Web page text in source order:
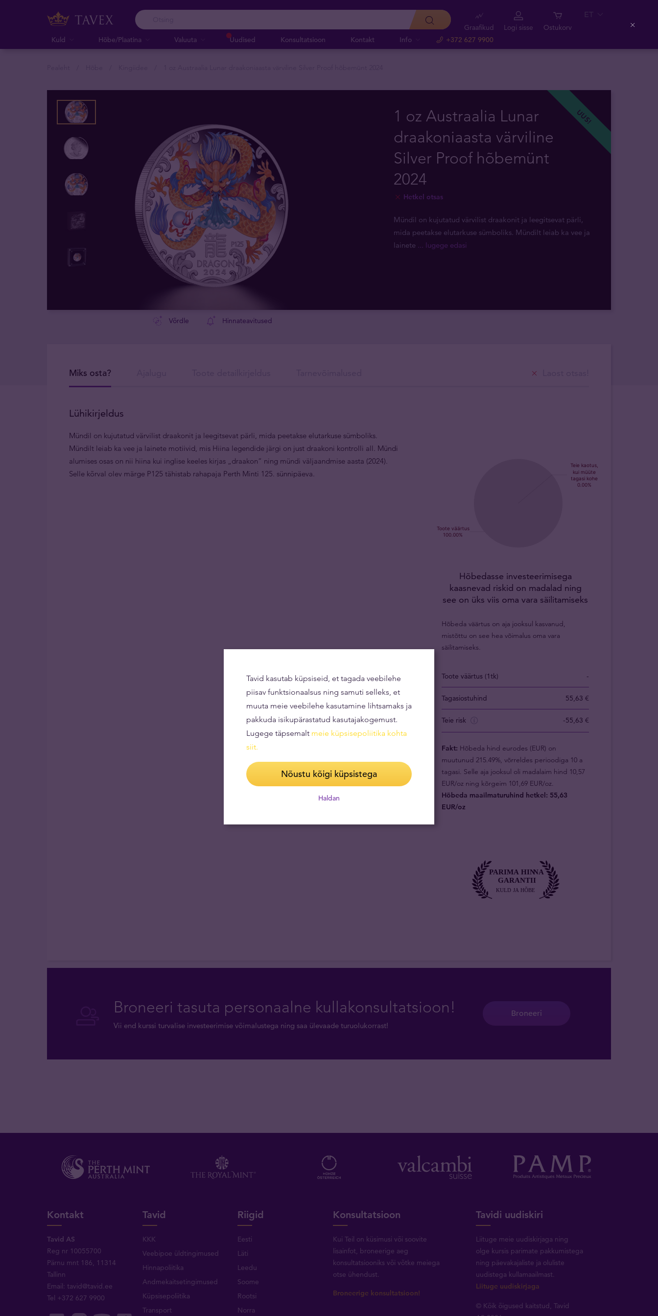
Kuld Hõbe/Plaatina Valuuta Uudised Konsultatsioon Kontakt Info +372 627 9900
Graafikud Logi sisse Ostukorv
ET
UUS!
1 oz Austraalia Lunar
draakoniaasta värviline
Silver Proof hõbemünt
2024
Hetkel otsas
Mündil on kujutatud värvilist draakonit ja leegitsevat pärli,
mida peetakse elutarkuse sümboliks. Mündilt leiab ka vee ja
lainete ... lugege edasi
Võrdle Hinnateavitused
Miks osta?
Lühikirjeldus
Mündil on kujutatud värvilist draakonit ja leegitsevat pärli, mida peetakse elutarkuse sümboliks.
Mündilt leiab ka vee ja lainete motiivid, mis Hiina legendide järgi on just draakoni kontrolli all. Mündi
alumises osas on nii hiina kui inglise keeles kirjas „draakon“ ning mündi väljaandmise aasta (2024).
Selle kõrval olev märge P125 tähistab rahapaja Perth Minti 125. sünnipäeva.
Hõbedasse investeerimisega
kaasnevad riskid on madalad ning
see on üks viis oma vara säilitamiseks
Hõbeda väärtus on aja jooksul kasvanud,
mistõttu on see hea võimalus oma vara
säilitamiseks.
Toote väärtus (1tk) -
Tagasiostuhind 55,63 €
Teie risk -55,63 €
Fakt: Hõbeda hind eurodes (EUR) on
muutunud 215.49%, võrreldes perioodiga 10 a
tagasi. Selle aja jooksul oli madalaim hind 10,57
EUR/oz ning kõrgeim 101,69 EUR/oz.
Hõbeda maailmaturuhind hetkel: 55,63
EUR/oz
Broneeri tasuta personaalne kullakonsultatsioon!
Vii end kurssi turvalise investeerimise võimalustega ning saa ülevaade turuolukorrast!
Broneeri
Kontakt
Tavid AS
Reg nr 10055700
Pärnu mnt 186, 11314
Tallinn
Email:tavid@tavid.ee
Tel +372 627 9900
Tavid
KKK
Veebipoe üldtingimused
Hinnapoliitika
Andmekaitsetingimused
Küpsisepoliitika
Transport
Riigid
Eesti
Läti
Leedu
Soome
Rootsi
Norra
Konsultatsioon
Kui Teil on küsimusi või soovite
lisainfot, broneerige aeg
konsultatsiooniks või võtke meiega
otse ühendust.
Broneerige konsultatsioon!
Tavidi uudiskiri
Liituge meie uudiskirjaga ning
olge kursis parimate pakkumistega
ning päevakajaliste ja oluliste
uudistega kullamaailmast.
Liituge uudiskirjaga
© Kõik õigused kaitstud, Tavid
Tavid kasutab küpsiseid, et tagada veebilehe
piisav funktsionaalsus ning samuti selleks, et
muuta meie veebilehe kasutamine lihtsamaks ja
pakkuda isikupärastatud kasutajakogemust.
Lugege täpsemalt meie küpsisepoliitika kohta
siit.
Nõustu kõigi küpsistega
Haldan
Close